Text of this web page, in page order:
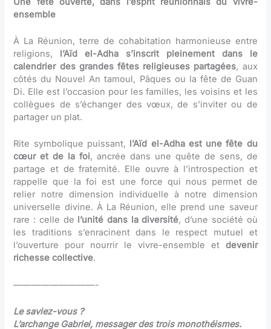
ensemble
À La Réunion, terre de cohabitation harmonieuse entre
religions, l’Aïd el-Adha s’inscrit pleinement dans le
calendrier des grandes fêtes religieuses partagées, aux
côtés du Nouvel An tamoul, Pâques ou la fête de Guan
Di. Elle est l’occasion pour les familles, les voisins et les
collègues de s’échanger des vœux, de s’inviter ou de
partager un plat.
Rite symbolique puissant,
l’Aïd el-Adha est une fête du
cœur et de la foi, ancrée dans une quête de sens, de
partage et de fraternité. Elle ouvre à l’introspection et
rappelle que la foi est une force qui nous permet de
relier notre dimension individuelle à notre dimension
universelle divine. À La Réunion, elle prend une saveur
rare : celle de
l’unité dans la diversité, d’une société où
les traditions s’enracinent dans le respect mutuel et
l’ouverture pour nourrir le vivre-ensemble etdevenir
richesse collective.
—————————-
Le saviez-vous ?
L’archange Gabriel, messager des trois monothéismes.